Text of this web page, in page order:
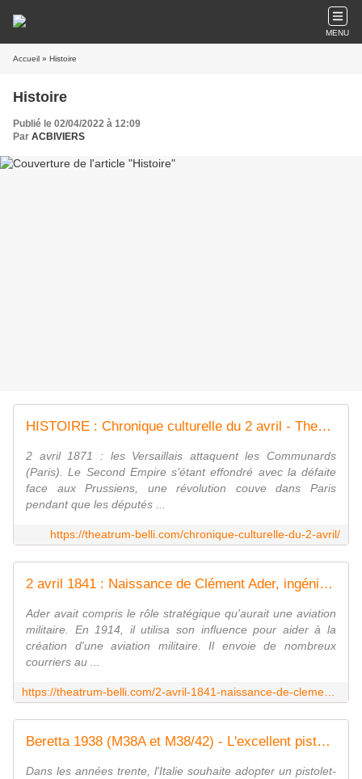
MENU
Accueil » Histoire
Histoire
Publié le 02/04/2022 à 12:09
Par ACBIVIERS
HISTOIRE : Chronique culturelle du 2 avril - Theatrum Belli
2 avril 1871 : les Versaillais attaquent les Communards
(Paris). Le Second Empire s'étant effondré avec la défaite
face aux Prussiens, une révolution couve dans Paris
pendant que les députés ...
https://theatrum-belli.com/chronique-culturelle-du-2-avril/
2 avril 1841 : Naissance de Clément Ader, ingénieur aéronautique français - Theatrum Belli
Ader avait compris le rôle stratégique qu'aurait une aviation
militaire. En 1914, il utilisa son influence pour aider à la
création d'une aviation militaire. Il envoie de nombreux
courriers au ...
Beretta 1938 (M38A et M38/42) - L'excellent pistolet-mitrailleur italien - Theatrum Belli
Dans les années trente, l'Italie souhaite adopter un pistolet-